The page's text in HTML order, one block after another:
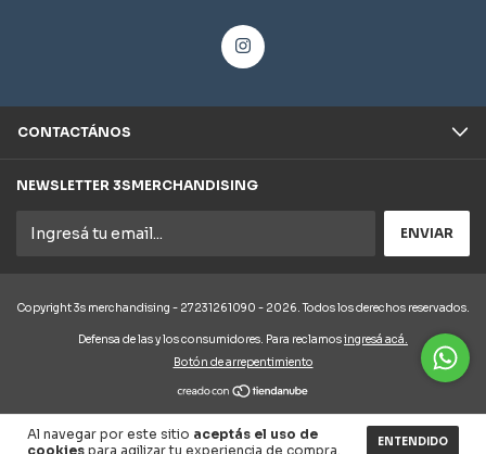
Al navegar por este sitio aceptás el uso de
cookies para agilizar tu experiencia de compra.
ENTENDIDO
CONTACTÁNOS
NEWSLETTER 3SMERCHANDISING
Copyright 3s merchandising - 27231261090 - 2026. Todos los derechos reservados.
Defensa de las y los consumidores. Para reclamosingresá acá.
Botón de arrepentimiento